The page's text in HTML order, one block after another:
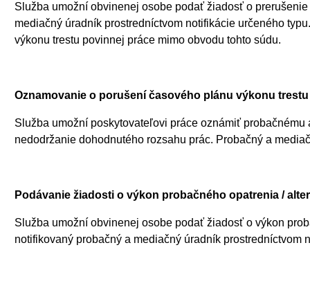
Služba umožní obvinenej osobe podať žiadosť o
mediačný úradník prostredníctvom notifikácie určeného
výkonu trestu povinnej práce mimo obvodu tohto súdu.
Oznamovanie o porušení časového plánu výkonu
Služba umožní poskytovateľovi práce oznámiť
nedodržanie dohodnutého rozsahu prác. Probačný a
Podávanie žiadosti o výkon probačného opatrenia /
Služba umožní obvinenej osobe podať žiadosť o výkon
notifikovaný probačný a mediačný úradník prostredníctvom